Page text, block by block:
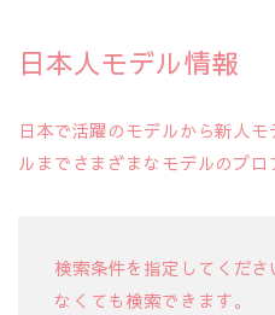
日本人モデル情報
日本で活躍のモデルから新人
ルまでさまざまなモデルのプ
検索条件を指定してくだ
なくても検索できます。